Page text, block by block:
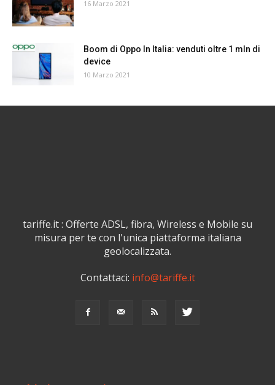
16 Marzo 2021
Boom di Oppo In Italia: venduti oltre 1 mln di
device
10 Marzo 2021
tariffe.it : Offerte ADSL, fibra, Wireless e Mobile su
misura per te con l'unica piattaforma italiana
geolocalizzata.
Contattaci: info@tariffe.it